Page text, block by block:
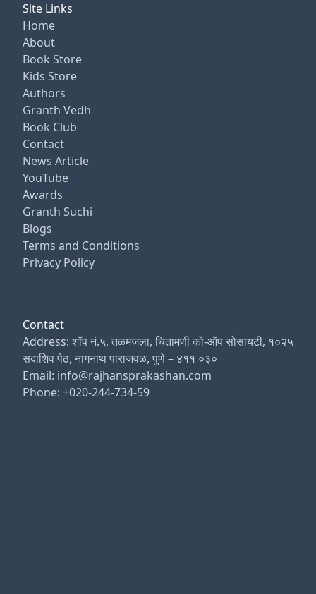
Site Links
Home
About
Book Store
Kids Store
Authors
Granth Vedh
Book Club
Contact
News Article
YouTube
Awards
Granth Suchi
Blogs
Terms and Conditions
Privacy Policy
Contact
Address: शॉप नं.५, तळमजला, चिंतामणी को-ऑप सोसायटी, १०२५
सदाशिव पेठ, नागनाथ पाराजवळ, पुणे – ४११ ०३०
Email: info@rajhansprakashan.com
Phone: +020-244-734-59